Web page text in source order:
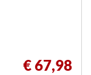
€ 67,98